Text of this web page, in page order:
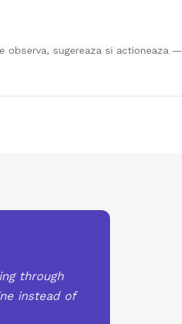
observa, sugereaza si actioneaza —
through
instead of